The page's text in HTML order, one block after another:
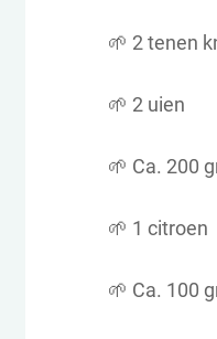
🌱 2 tenen
🌱 2 uien
🌱 Ca. 200
🌱 1 citroen
🌱 Ca. 100